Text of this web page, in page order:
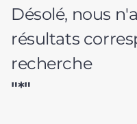
Désolé, nous
résultats
recherche
"*"